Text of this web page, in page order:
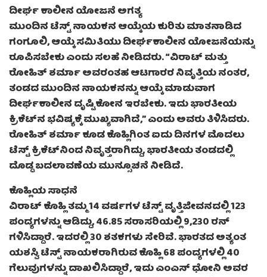
ದೀರ್ಘ ಕಾಲೀನ ಯೋಜನೆ ಅಗತ್ಯ
ಮುಂದಿನ ಟೆಸ್ಟ್ ನಾಯಕನ ಆಯ್ಕೆಯ ಕುರಿತು ಮಾತನಾಡಿದ
ಗಂಗೂಲಿ, ಆಯ್ಕೆ ಸಮಿತಿಯು ದೀರ್ಘಕಾಲೀನ ಯೋಜನೆಯನ್ನು
ರೂಪಿಸಬೇಕು ಎಂದು ಸಲಹೆ ನೀಡಿದರು. “ವಿರಾಟ್ ಮತ್ತು
ರೋಹಿತ್ ಶರ್ಮಾ ಅವರಂತಹ ಆಟಗಾರರ ನಿವೃತ್ತಿಯ ನಂತರ,
ತಂಡದ ಮುಂದಿನ ನಾಯಕನನ್ನು ಆಯ್ಕೆ ಮಾಡುವಾಗ
ದೀರ್ಘಕಾಲೀನ ದೃಷ್ಟಿಕೋನ ಇರಬೇಕು. ಇದು ಭಾರತೀಯ
ಕ್ರಿಕೆಟ್‌ನ ಭವಿಷ್ಯಕ್ಕೆ ಮುಖ್ಯವಾಗಿದೆ,” ಎಂದು ಅವರು ತಿಳಿಸಿದರು.
ರೋಹಿತ್ ಶರ್ಮಾ ಕೂಡ ಕೊಹ್ಲಿಗಿಂತ ಐದು ದಿನಗಳ ಮೊದಲು
ಟೆಸ್ಟ್ ಕ್ರಿಕೆಟ್‌ನಿಂದ ನಿವೃತ್ತರಾಗಿದ್ದು, ಭಾರತೀಯ ತಂಡದಲ್ಲಿ
ದೊಡ್ಡ ಬದಲಾವಣೆಯ ಮುನ್ಸೂಚನೆ ನೀಡಿದೆ.
ಕೊಹ್ಲಿಯ ಸಾಧನೆ
ವಿರಾಟ್ ಕೊಹ್ಲಿ ತಮ್ಮ 14 ವರ್ಷಗಳ ಟೆಸ್ಟ್ ವೃತ್ತಿಜೀವನದಲ್ಲಿ 123
ಪಂದ್ಯಗಳನ್ನು ಆಡಿದ್ದು, 46.85 ಸರಾಸರಿಯಲ್ಲಿ 9,230 ರನ್
ಗಳಿಸಿದ್ದಾರೆ. ಇದರಲ್ಲಿ 30 ಶತಕಗಳು ಸೇರಿವೆ. ಭಾರತದ ಅತ್ಯಂತ
ಯಶಸ್ವಿ ಟೆಸ್ಟ್ ನಾಯಕರಾಗಿರುವ ಕೊಹ್ಲಿ 68 ಪಂದ್ಯಗಳಲ್ಲಿ 40
ಗೆಲುವುಗಳನ್ನು ದಾಖಲಿಸಿದ್ದಾರೆ, ಇದು ಎಂಎಸ್ ಧೋನಿ ಅವರ